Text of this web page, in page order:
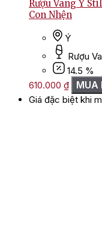
Rượu Vang Ý
Con Nhện
Ý
Rượu
14.5 %
610.000 ₫ MUA
Giá đặc biệt khi